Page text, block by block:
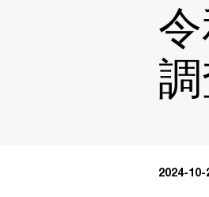
2024-10-